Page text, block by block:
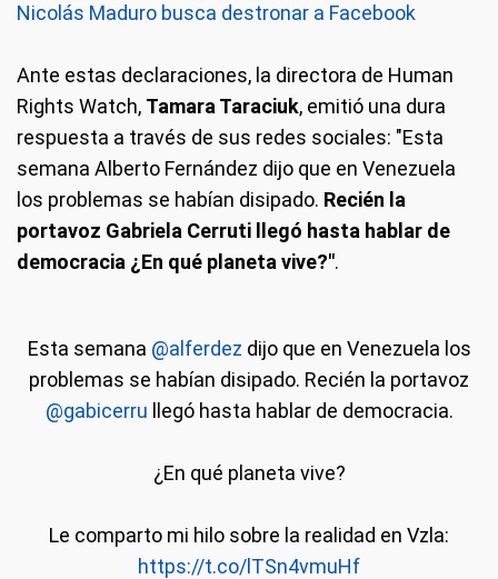
Nicolás Maduro busca destronar a Facebook
Ante estas declaraciones, la directora de Human
Rights Watch, Tamara Taraciuk, emitió una dura
respuesta a través de sus redes sociales: "Esta
semana Alberto Fernández dijo que en Venezuela
los problemas se habían disipado. Recién la
portavoz Gabriela Cerruti llegó hasta hablar de
democracia ¿En qué planeta vive?".
Esta semana @alferdez dijo que en Venezuela los
problemas se habían disipado. Recién la portavoz
@gabicerru llegó hasta hablar de democracia.
¿En qué planeta vive?
Le comparto mi hilo sobre la realidad en Vzla:
https://t.co/lTSn4vmuHf